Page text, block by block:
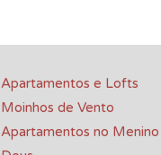
Apartamentos e Lofts
Moinhos de Vento
Apartamentos no Menino